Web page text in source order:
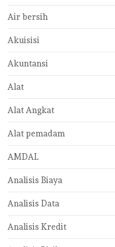
Air bersih
Akuisisi
Akuntansi
Alat
Alat Angkat
Alat pemadam
AMDAL
Analisis Biaya
Analisis Data
Analisis Kredit